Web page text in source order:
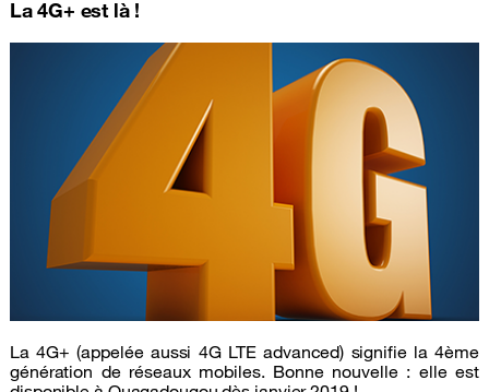
La 4G+ est là !
La 4G+ (appelée aussi 4G LTE advanced) signifie la 4ème
génération de réseaux mobiles. Bonne nouvelle : elle est